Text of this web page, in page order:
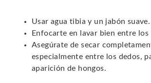
Usar agua tibia y un jabón suave.
Enfocarte en lavar bien entre los
Asegúrate de secar
especialmente entre los dedos,
aparición de hongos.